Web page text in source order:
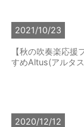
2021/10/23
【秋の吹奏楽応援
すめAltus(アルタ
2020/12/12